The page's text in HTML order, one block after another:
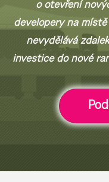
o otevření
developery na
nevydělává
investice do nové